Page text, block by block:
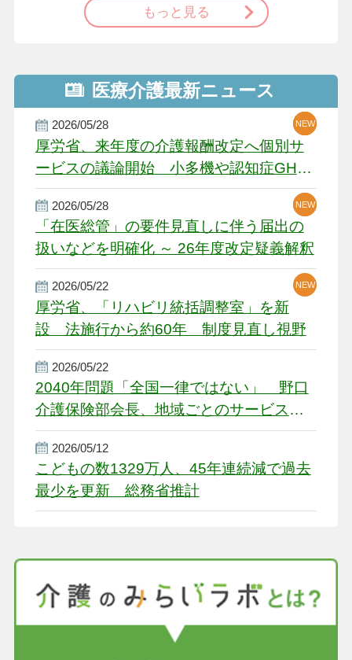
もっと見る
医療介護最新ニュース
2026/05/28
厚労省、来年度の介護報酬改定へ個別サ
ービスの議論開始 小多機や認知症GH、
厳しい経営環境に危機感
NEW
NEW
NEW
2026/05/28
「在医総管」の要件見直しに伴う届出の
扱いなどを明確化 ～ 26年度改定疑義解釈
NEW
NEW
2026/05/22
厚労省、「リハビリ統括調整室」を新
設 法施行から約60年 制度見直し視野
NEW
2026/05/22
2040年問題「全国一律ではない」 野口
介護保険部会長、地域ごとのサービス基
盤整備を促す
2026/05/12
こどもの数1329万人、45年連続減で過去
最少を更新 総務省推計